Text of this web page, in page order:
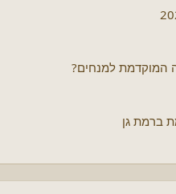
ברמת גן